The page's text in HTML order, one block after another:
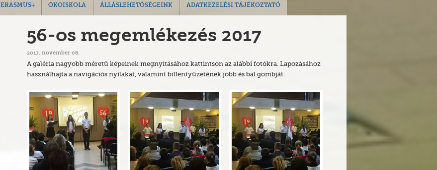
ERASMUS+ ÖKOISKOLA ÁLLÁSLEHETŐSÉGEINK ADATKEZELÉSI TÁJÉKOZTATÓ
56-os megemlékezés 2017
2017. november 08.
A galéria nagyobb méretű képeinek megnyitásához kattintson az alábbi fotókra. Lapozásához
használhajta a navigációs nyilakat, valamint billentyűzetének jobb és bal gombját.